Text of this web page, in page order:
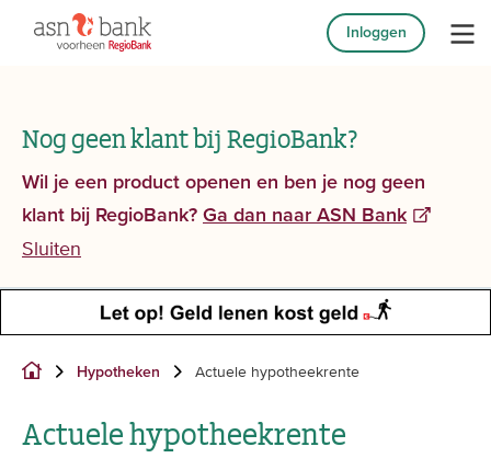
Nog geen klant bij RegioBank?
Wil je een product openen en ben je nog geen
klant bij RegioBank? Ga dan naar ASN Bank
Sluiten
Inloggen
Hypotheken Actuele hypotheekrente
Actuele hypotheekrente